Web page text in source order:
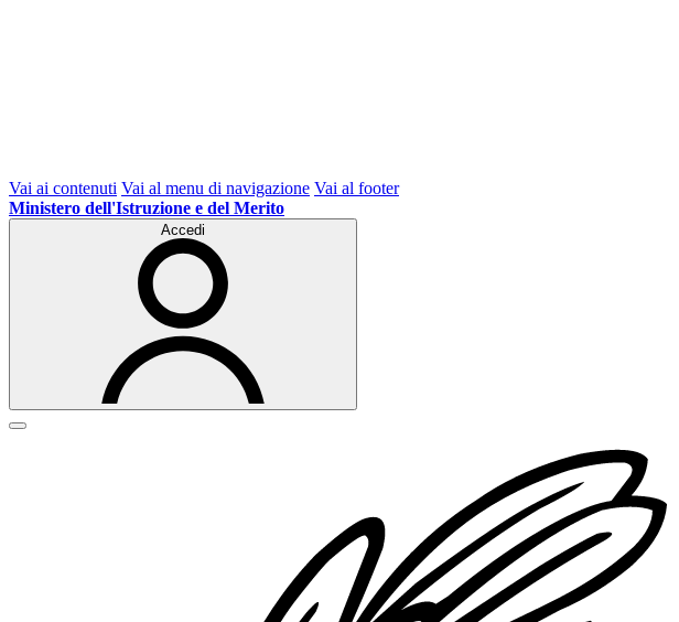
Vai ai contenuti Vai al menu di navigazione Vai al footer
Ministero dell'Istruzione e del Merito
Accedi